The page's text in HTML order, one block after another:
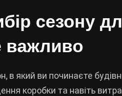
сезону
важливо
в який ви починаєте
коробки та навіть